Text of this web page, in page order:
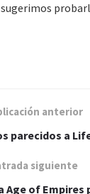
anterior
parecidos a
siguiente
Age of Empires